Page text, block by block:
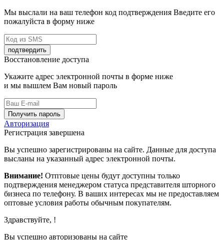
Мы выслали на ваш телефон код подтверждения Введите его
пожалуйста в форму ниже
подтвердить
Восстановление доступа
Укажите адрес электронной почты в форме ниже
и мы вышлем Вам новый пароль
Получить пароль
Авторизация
Регистрация завершена
Вы успешно зарегистрированы на сайте. Данные для доступа
высланы на указанный адрес электронной почты.
Внимание! Отптовые цены будут доступны только
подтверждения менеджером статуса представителя шторного
бизнеса по телефону. В ваших интересах мы не предоставляем
оптовые условия работы обычным покупателям.
Здравствуйте, !
Вы успешно авторизованы на сайте